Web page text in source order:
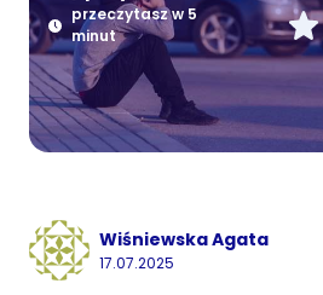
przeczytasz w 5
minut
Wiśniewska Agata
17.07.2025